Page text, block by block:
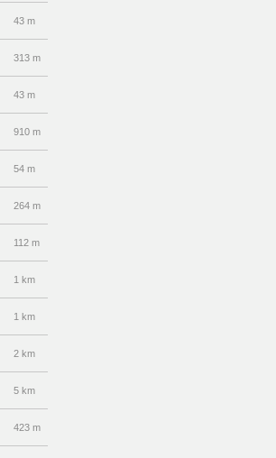
43 m
313 m
43 m
910 m
54 m
264 m
112 m
1 km
1 km
2 km
5 km
423 m